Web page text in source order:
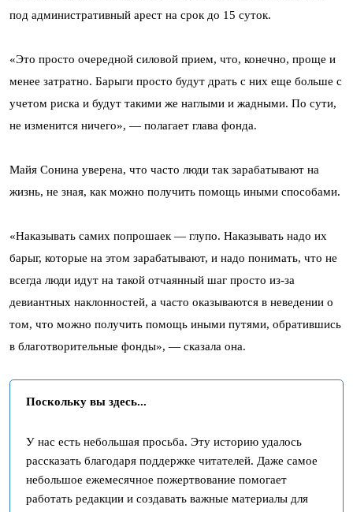
под административный арест на срок до 15 суток.
«Это просто очередной силовой прием, что, конечно, проще и
менее затратно. Барыги просто будут драть с них еще больше с
учетом риска и будут такими же наглыми и жадными. По сути,
не изменится ничего», — полагает глава фонда.
Майя Сонина уверена, что часто люди так зарабатывают на
жизнь, не зная, как можно получить помощь иными способами.
«Наказывать самих попрошаек — глупо. Наказывать надо их
барыг, которые на этом зарабатывают, и надо понимать, что не
всегда люди идут на такой отчаянный шаг просто из-за
девиантных наклонностей, а часто оказываются в неведении о
том, что можно получить помощь иными путями, обратившись
в благотворительные фонды», — сказала она.
Поскольку вы здесь...
У нас есть небольшая просьба. Эту историю удалось
рассказать благодаря поддержке читателей. Даже самое
небольшое ежемесячное пожертвование помогает
работать редакции и создавать важные материалы для